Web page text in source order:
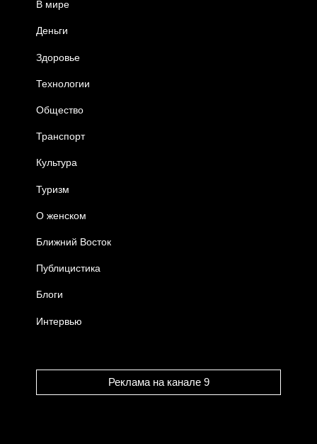
В мире
Деньги
Здоровье
Технологии
Общество
Транспорт
Культура
Туризм
О женском
Ближний Восток
Публицистика
Блоги
Интервью
Реклама на канале 9